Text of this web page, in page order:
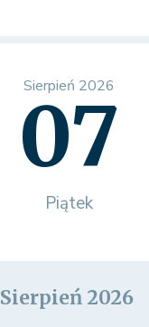
Sierpień 2026
07
Piątek
Sierpień 2026